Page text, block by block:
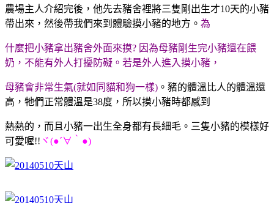
農場主人介紹完後，他先去豬舍裡將三隻剛出生才10天的小豬
帶出來，然後帶我們來到體驗摸小豬的地方。 為
什麼把小豬拿出豬舍外面來摸? 因為母豬剛生完小豬還在餵
奶，不能有外人打擾防礙。若是外人進入摸小豬，
母豬會非常生氣(就如同貓和狗一樣) 。 豬的體溫比人的體溫還
高，牠們正常體溫是38度，所以摸小豬時都感到
熱熱的，而且小豬一出生全身都有長細毛。三隻小豬的模樣好
可愛喔!! ヾ(●´∀｀●)